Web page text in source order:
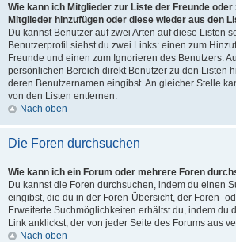
Wie kann ich Mitglieder zur Liste der Freunde
Mitglieder hinzufügen oder diese wieder aus den
Du kannst Benutzer auf zwei Arten auf diese Listen
Benutzerprofil siehst du zwei Links: einen zum
Freunde und einen zum Ignorieren des Benutzers.
persönlichen Bereich direkt Benutzer zu den Listen
deren Benutzernamen eingibst. An gleicher Stelle
von den Listen entfernen.
Nach oben
Die Foren durchsuchen
Wie kann ich ein Forum oder mehrere Foren
Du kannst die Foren durchsuchen, indem du einen
eingibst, die du in der Foren-Übersicht, der Foren-
Erweiterte Suchmöglichkeiten erhältst du, indem du
Link anklickst, der von jeder Seite des Forums aus
Nach oben